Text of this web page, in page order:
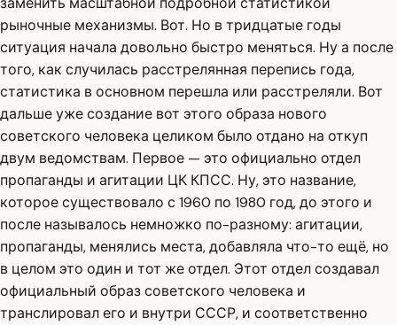
рыночные механизмы. Вот. Но в тридцатые годы
ситуация начала довольно быстро меняться. Ну а после
того, как случилась расстрелянная перепись года,
статистика в основном перешла или расстреляли. Вот
дальше уже создание вот этого образа нового
советского человека целиком было отдано на откуп
двум ведомствам. Первое — это официально отдел
пропаганды и агитации ЦК КПСС. Ну, это название,
которое существовало с 1960 по 1980 год, до этого и
после называлось немножко по-разному: агитации,
пропаганды, менялись места, добавляла что-то ещё, но
в целом это один и тот же отдел. Этот отдел создавал
официальный образ советского человека и
транслировал его и внутри СССР, и соответственно